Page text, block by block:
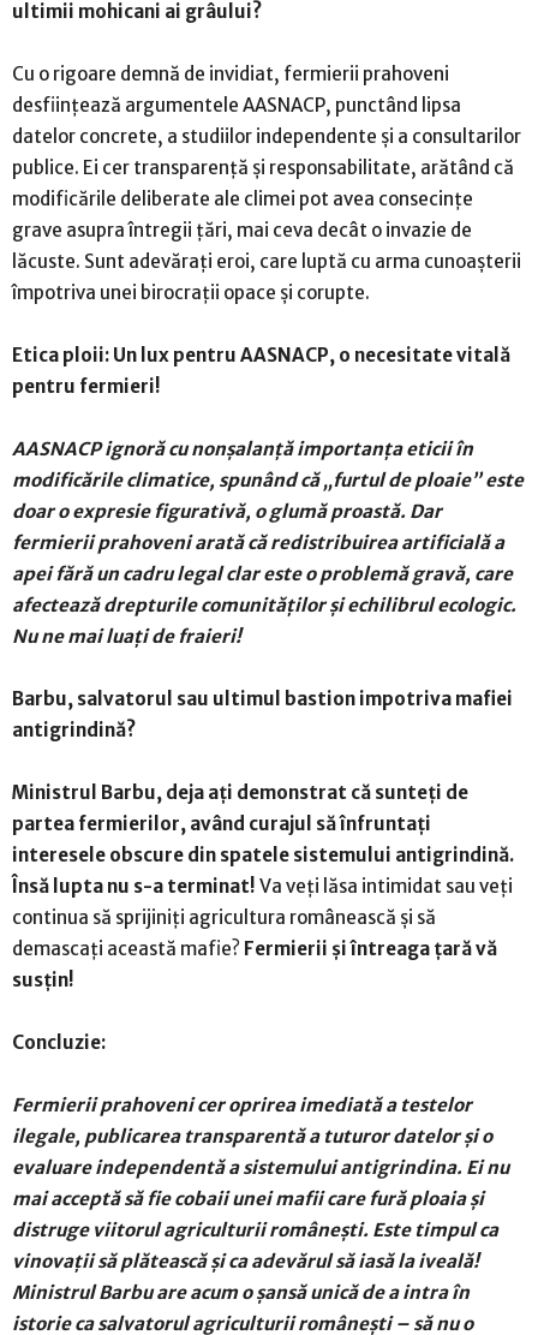
ultimii mohicani ai grâului?
Cu o rigoare demnă de invidiat, fermierii prahoveni
desființează argumentele AASNACP, punctând lipsa
datelor concrete, a studiilor independente și a consultarilor
publice. Ei cer transparență și responsabilitate, arătând că
modificările deliberate ale climei pot avea consecințe
grave asupra întregii țări, mai ceva decât o invazie de
lăcuste. Sunt adevărați eroi, care luptă cu arma cunoașterii
împotriva unei birocrații opace și corupte.
Etica ploii: Un lux pentru AASNACP, o necesitate vitală
pentru fermieri!
AASNACP ignoră cu nonșalanță importanța eticii în
modificările climatice, spunând că „furtul de ploaie” este
doar o expresie figurativă, o glumă proastă. Dar
fermierii prahoveni arată că redistribuirea artificială a
apei fără un cadru legal clar este o problemă gravă, care
afectează drepturile comunităților și echilibrul ecologic.
Nu ne mai luați de fraieri!
Barbu, salvatorul sau ultimul bastion impotriva mafiei
antigrindină?
Ministrul Barbu, deja ați demonstrat că sunteți de
partea fermierilor, având curajul să înfruntați
interesele obscure din spatele sistemului antigrindină.
Însă lupta nu s-a terminat! Va veți lăsa intimidat sau veți
continua să sprijiniți agricultura românească și să
demascați această mafie? Fermierii și întreaga țară vă
susțin!
Concluzie:
Fermierii prahoveni cer oprirea imediată a testelor
ilegale, publicarea transparentă a tuturor datelor și o
evaluare independentă a sistemului antigrindina. Ei nu
mai acceptă să fie cobaii unei mafii care fură ploaia și
distruge viitorul agriculturii românești. Este timpul ca
vinovații să plătească și ca adevărul să iasă la iveală!
Ministrul Barbu are acum o șansă unică de a intra în
istorie ca salvatorul agriculturii românești – să nu o